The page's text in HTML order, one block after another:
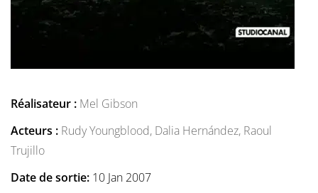
Réalisateur : Mel Gibson
Acteurs : Rudy Youngblood, Dalia Hernández, Raoul
Trujillo
Date de sortie: 10 Jan 2007